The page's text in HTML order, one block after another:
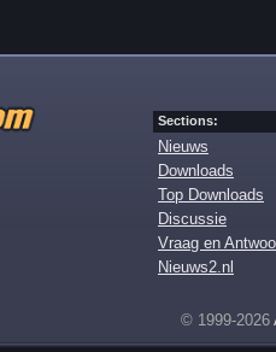
Sections:
Nieuws
Downloads
Top Downloads
Discussie
Vraag en
Nieuws2.nl
© 1999-2026